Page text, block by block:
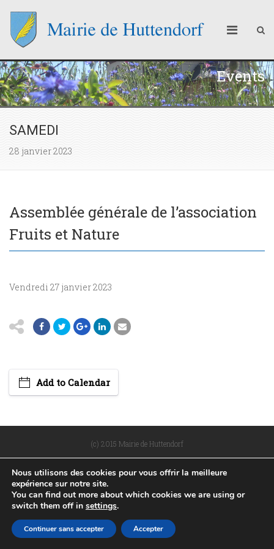
Events
SAMEDI
28 janvier 2023
Assemblée générale de l’association
Fruits et Nature
Vendredi 27 janvier 2023
Add to Calendar
(c) 2015 Mairie de Huttendorf
MENTIONS LÉGALES
RÉALISÉ PAR WEB67
Nous utilisons des cookies pour vous offrir la meilleure
expérience sur notre site.
You can find out more about which cookies we are using or
switch them off in settings.
Accepter
Continuer sans accepter